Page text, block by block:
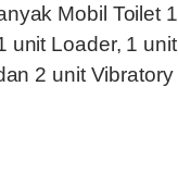
Mobil Toilet 1
unit Loader, 1 unit
2 unit Vibratory